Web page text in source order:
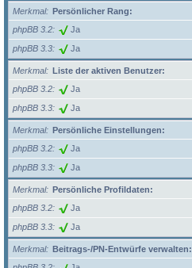
Merkmal
Persönlicher Rang:
phpBB 3.2
Ja
phpBB 3.3 Ja
Merkmal
Liste der aktiven Benutzer:
phpBB 3.2
Ja
phpBB 3.3 Ja
Merkmal
Persönliche Einstellungen:
phpBB 3.2
Ja
phpBB 3.3 Ja
Merkmal
Persönliche Profildaten:
phpBB 3.2
Ja
phpBB 3.3 Ja
Merkmal
Beitrags-/PN-Entwürfe verwalten: